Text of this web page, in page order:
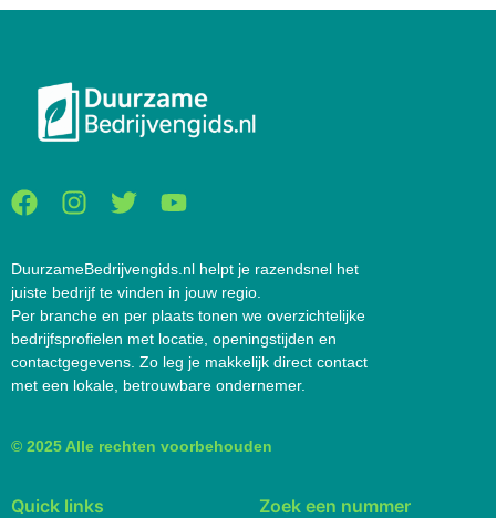
DuurzameBedrijvengids.nl helpt je razendsnel het
juiste bedrijf te vinden in jouw regio.
Per branche en per plaats tonen we overzichtelijke
bedrijfsprofielen met locatie, openingstijden en
contactgegevens. Zo leg je makkelijk direct contact
met een lokale, betrouwbare ondernemer.
© 2025 Alle rechten voorbehouden
Quick links
Zoek een nummer